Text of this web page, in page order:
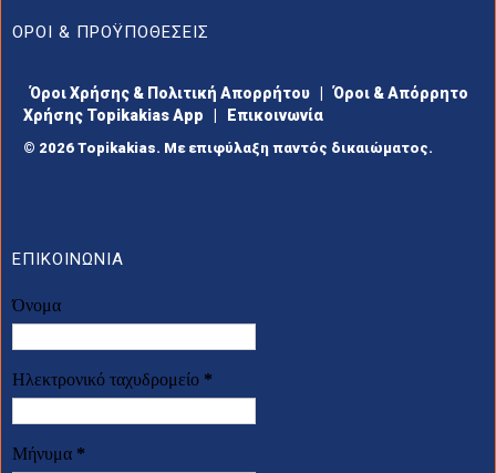
ΟΡΟΙ & ΠΡΟΫΠΟΘΕΣΕΙΣ
Όροι Χρήσης & Πολιτική Απορρήτου
Όροι & Απόρρητο
Χρήσης Topikakias App
Επικοινωνία
© 2026 Topikakias. Με επιφύλαξη παντός δικαιώματος.
ΕΠΙΚΟΙΝΩΝΙΑ
Όνομα
Ηλεκτρονικό ταχυδρομείο *
Μήνυμα *